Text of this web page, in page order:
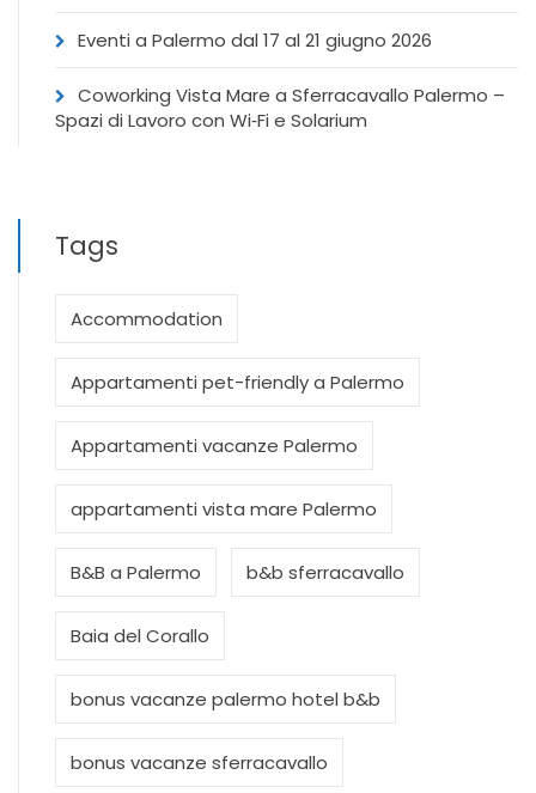
Eventi a Palermo dal 17 al 21 giugno 2026
Coworking Vista Mare a Sferracavallo Palermo –
Spazi di Lavoro con Wi‑Fi e Solarium
Tags
Accommodation
Appartamenti pet-friendly a Palermo
Appartamenti vacanze Palermo
appartamenti vista mare Palermo
B&B a Palermo b&b sferracavallo
Baia del Corallo
bonus vacanze palermo hotel b&b
bonus vacanze sferracavallo